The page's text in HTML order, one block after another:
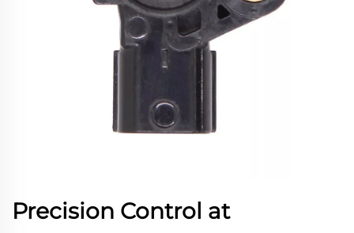
Precision Control at